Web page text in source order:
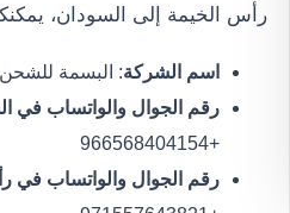
رأس الخيمة إلى السودان،
اسم الشركة: البسمة للشحن
رقم الجوال والواتساب في
+966568404154
رقم الجوال والواتساب في